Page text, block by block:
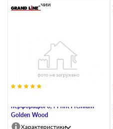
перфорация 0,4 Print Premium
Golden Wood
В наличии
Характеристики